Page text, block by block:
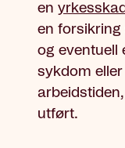
en
en forsikring
og eventuell
sykdom
utført.